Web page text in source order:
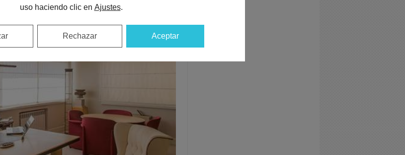
uso haciendo clic en Ajustes.
Aceptar
Rechazar